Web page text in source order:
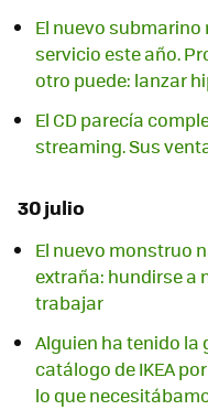
El nuevo
servicio este año.
otro puede: lanzar
El CD parecía
streaming. Sus
30 julio
El nuevo monstruo
extraña: hundirse a
trabajar
Alguien ha tenido la
catálogo de IKEA
lo que